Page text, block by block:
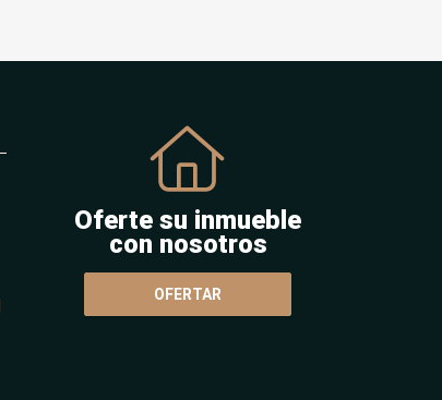
Oferte su inmueble
con nosotros
OFERTAR